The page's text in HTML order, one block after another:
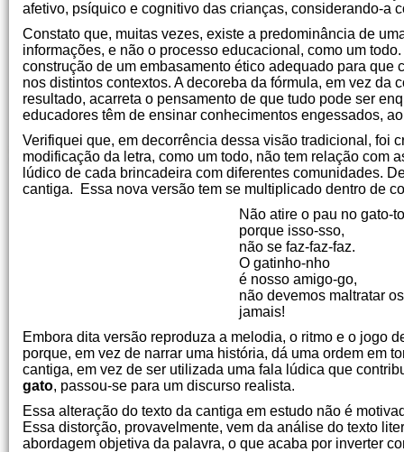
afetivo, psíquico e cognitivo das crianças, considerando-a
Constato que, muitas vezes, existe a predominância de
informações, e não o processo educacional, como um
construção de um embasamento ético adequado para
nos distintos contextos. A decoreba da fórmula, em vez
resultado, acarreta o pensamento de que tudo pode ser
educadores têm de ensinar conhecimentos engessados,
Verifiquei que, em decorrência dessa visão tradicional, foi
modificação da letra, como um todo, não tem relação com
lúdico de cada brincadeira com diferentes comunidades.
cantiga. Essa nova versão tem se multiplicado dentro de
Não atire o pau no gato-
porque isso-sso,
não se faz-faz-faz.
O gatinho-nho
é nosso amigo-go,
não devemos maltratar
jamais!
Embora dita versão reproduza a melodia, o ritmo e o jogo
porque, em vez de narrar uma história, dá uma ordem em
cantiga, em vez de ser utilizada uma fala lúdica que
gato, passou-se para um discurso realista.
Essa alteração do texto da cantiga em estudo não é
Essa distorção, provavelmente, vem da análise do texto
abordagem objetiva da palavra, o que acaba por inverter